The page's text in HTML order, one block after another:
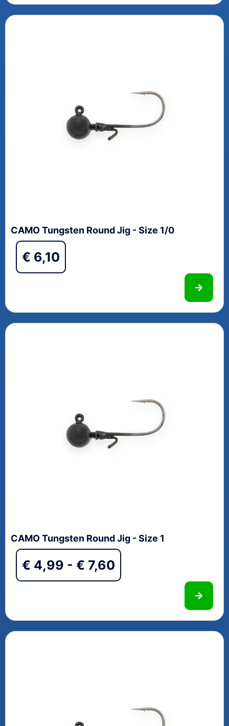
CAMO Tungsten Round Jig - Size 1/0
€ 6,10
CAMO Tungsten Round Jig - Size 1
€ 4,99 - € 7,60